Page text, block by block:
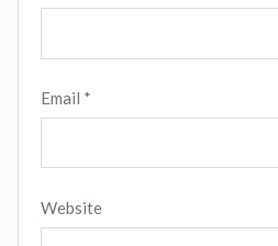
Email *
Website